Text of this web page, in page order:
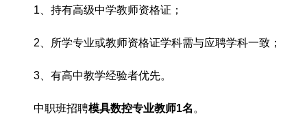
1、持有高级中学教师资格证；
2、所学专业或教师资格证学科需与应聘学科一致；
3、有高中教学经验者优先。
中职班招聘模具数控专业教师1名 。